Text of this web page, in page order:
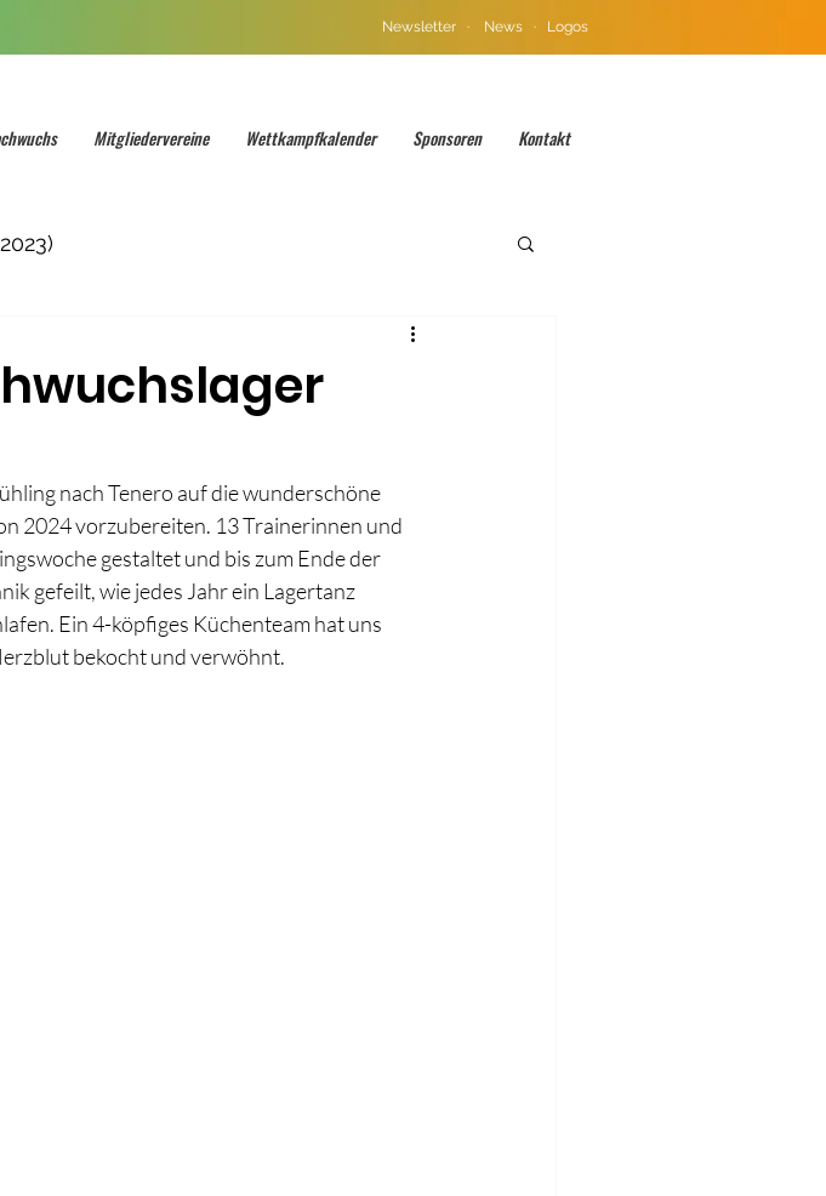
Newsletter · News · Logos
Mitgliedervereine Wettkampfkalender Sponsoren Kontakt
nach Tenero auf die wunderschöne
2024 vorzubereiten. 13 Trainerinnen und
gestaltet und bis zum Ende der
gefeilt, wie jedes Jahr ein Lagertanz
Ein 4-köpfiges Küchenteam hat uns
bekocht und verwöhnt.